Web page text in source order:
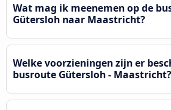
Wat mag ik meenemen op de
Gütersloh naar Maastricht?
Welke voorzieningen zijn er
busroute Gütersloh - Maastricht?